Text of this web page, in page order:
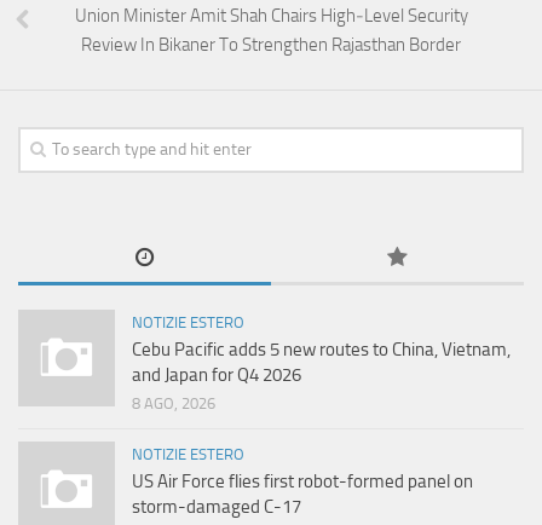
Union Minister Amit Shah Chairs High‑Level Security
Review In Bikaner To Strengthen Rajasthan Border
NOTIZIE ESTERO
Cebu Pacific adds 5 new routes to China, Vietnam,
and Japan for Q4 2026
8 AGO, 2026
NOTIZIE ESTERO
US Air Force flies first robot-formed panel on
storm-damaged C-17